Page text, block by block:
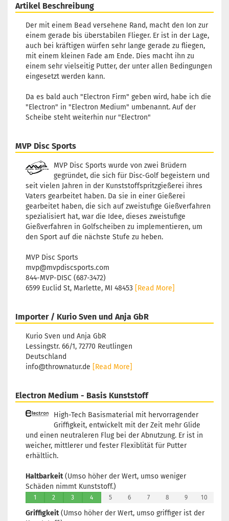
Artikel Beschreibung
Der mit einem Bead versehene Rand, macht den Ion zur
einem gerade bis überstabilen Flieger. Er ist in der Lage,
auch bei kräftigen würfen sehr lange gerade zu fliegen,
mit einem kleinen Fade am Ende. Dies macht ihn zu
einem sehr vielseitig Putter, der unter allen Bedingungen
eingesetzt werden kann.
Da es bald auch "Electron Firm" geben wird, habe ich die
"Electron" in "Electron Medium" umbenannt. Auf der
Scheibe steht weiterhin nur "Electron"
MVP Disc Sports
MVP Disc Sports wurde von zwei Brüdern
gegründet, die sich für Disc-Golf begeistern und
seit vielen Jahren in der Kunststoffspritzgießerei ihres
Vaters gearbeitet haben. Da sie in einer Gießerei
gearbeitet haben, die sich auf zweistufige Gießverfahren
spezialisiert hat, war die Idee, dieses zweistufige
Gießverfahren in Golfscheiben zu implementieren, um
den Sport auf die nächste Stufe zu heben.
MVP Disc Sports
mvp@mvpdiscsports.com
844-MVP-DISC (687-3472)
6599 Euclid St, Marlette, MI 48453 [Read More]
Importer / Kurio Sven und Anja GbR
Kurio Sven und Anja GbR
Lessingstr. 66/1, 72770 Reutlingen
Deutschland
info@thrownatur.de [Read More]
Electron Medium - Basis Kunststoff
High-Tech Basismaterial mit hervorragender
Griffigkeit, entwickelt mit der Zeit mehr Glide
und einen neutraleren Flug bei der Abnutzung. Er ist in
weicher, mittlerer und fester Flexiblität für Putter
erhältlich.
Haltbarkeit(Umso höher der Wert, umso weniger
Schäden nimmt Kunststoff.)
1 2 3 4 5 6 7 8 9 10
Griffigkeit(Umso höher der Wert, umso griffiger ist der